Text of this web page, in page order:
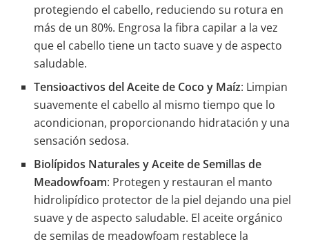
protegiendo el cabello, reduciendo su rotura en
más de un 80%. Engrosa la fibra capilar a la vez
que el cabello tiene un tacto suave y de aspecto
saludable.
Tensioactivos del Aceite de Coco y Maíz: Limpian
suavemente el cabello al mismo tiempo que lo
acondicionan, proporcionando hidratación y una
sensación sedosa.
Biolípidos Naturales y Aceite de Semillas de
Meadowfoam: Protegen y restauran el manto
hidrolipídico protector de la piel dejando una piel
suave y de aspecto saludable. El aceite orgánico
de semilas de meadowfoam restablece la